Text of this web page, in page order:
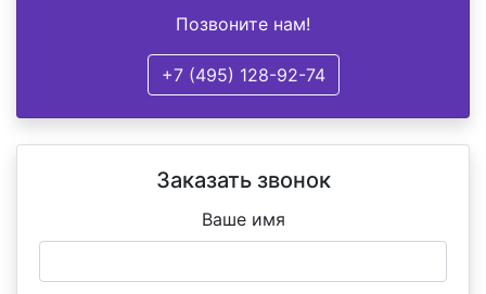
Позвоните нам!
+7 (495) 128-92-74
Заказать звонок
Ваше имя